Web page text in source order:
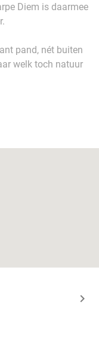
Diem is daarmee
pand, nét buiten
welk toch natuur